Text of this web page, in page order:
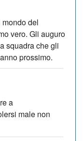
del
vero. Gli auguro
squadra che gli
prossimo.
a
male non